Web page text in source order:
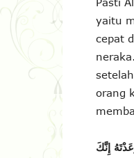
yaitu
cepat
orang
إِنَّكَ